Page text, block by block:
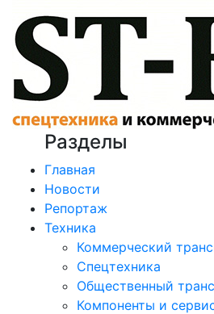
Разделы
Главная
Новости
Репортаж
Техника
Коммерческий
Спецтехника
Общественный
Компоненты и